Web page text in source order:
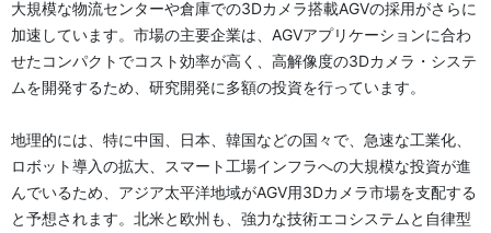
大規模な物流センターや倉庫での3Dカメラ搭載AGVの採用がさらに
加速しています。市場の主要企業は、AGVアプリケーションに合わ
せたコンパクトでコスト効率が高く、高解像度の3Dカメラ・システ
ムを開発するため、研究開発に多額の投資を行っています。
地理的には、特に中国、日本、韓国などの国々で、急速な工業化、
ロボット導入の拡大、スマート工場インフラへの大規模な投資が進
んでいるため、アジア太平洋地域がAGV用3Dカメラ市場を支配する
と予想されます。北米と欧州も、強力な技術エコシステムと自律型